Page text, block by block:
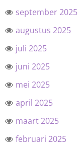
september 2025
augustus 2025
juli 2025
juni 2025
mei 2025
april 2025
maart 2025
februari 2025